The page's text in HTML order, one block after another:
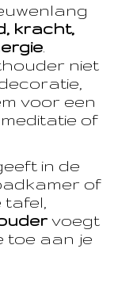
kracht,
niet
voor een
of
in de
of
voegt
toe aan je